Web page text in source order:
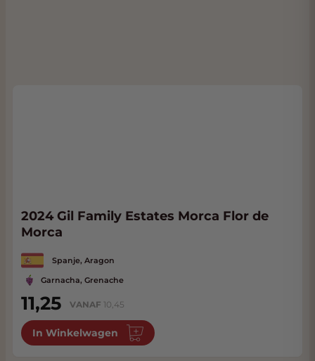
2024 Gil Family Estates Morca Flor de
Morca
Spanje, Aragon
Garnacha, Grenache
11,25 VANAF 10,45
In Winkelwagen